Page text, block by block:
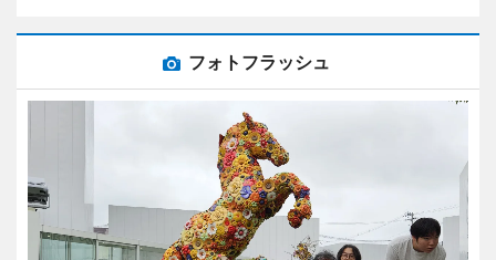
フォトフラッシュ